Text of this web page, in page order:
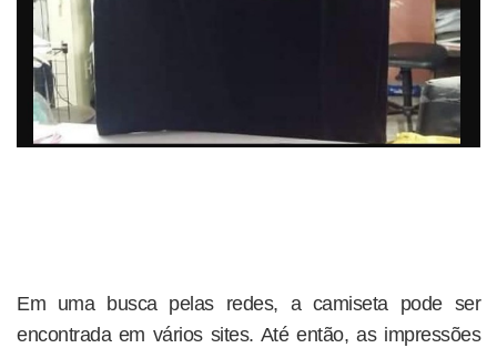
Em uma busca pelas redes, a camiseta pode ser
encontrada em vários sites. Até então, as impressões